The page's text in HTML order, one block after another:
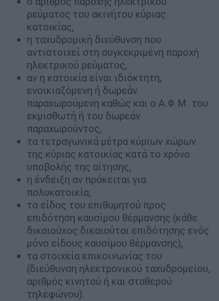
ρεύματος του ακινήτου κύριας
κατοικίας,
η ταχυδρομική διεύθυνση που
αντιστοιχεί στη συγκεκριμένη παροχή
ηλεκτρικού ρεύματος,
αν η κατοικία είναι ιδιόκτητη,
ενοικιαζόμενη ή δωρεάν
παραχωρούμενη καθώς και ο Α.Φ.Μ. του
εκμισθωτή ή του δωρεάν
παραχωρούντος,
τα τετραγωνικά μέτρα κύριων χώρων
της κύριας κατοικίας κατά το χρόνο
υποβολής της αίτησης,
η ένδειξη αν πρόκειται για
πολυκατοικία,
το είδος του επιθυμητού προς
επιδότηση καυσίμου θέρμανσης (κάθε
δικαιούχος δικαιούται επιδότησης ενός
μόνο είδους καυσίμου θέρμανσης),
τα στοιχεία επικοινωνίας του
(διεύθυνση ηλεκτρονικού ταχυδρομείου,
αριθμός κινητού ή και σταθερού
τηλεφώνου).